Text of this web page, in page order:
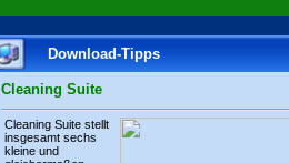
Download-Tipps
Cleaning Suite
Cleaning Suite stellt
insgesamt sechs
kleine und